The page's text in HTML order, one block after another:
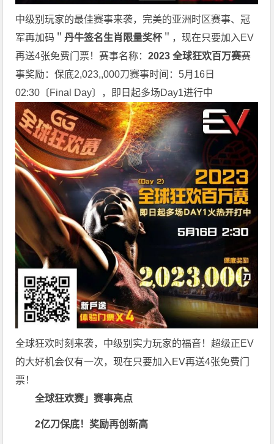
中级别玩家的最佳赛事来袭，完美的亚洲时区赛事、冠
军再加码＂丹牛签名生肖限量奖杯 ＂，现在只要加入EV
再送4张免费门票！赛事名称：2023 全球狂欢百万赛赛
事奖励：保底2,023,,000刀赛事时间：5月16日
02:30〔Final Day〕，即日起多场Day1进行中
全球狂欢时刻来袭，中级别实力玩家的福音！超级正EV
的大好机会仅有一次，现在只要加入EV再送4张免费门
票！
全球狂欢赛」赛事亮点
2亿刀保底！奖励再创新高